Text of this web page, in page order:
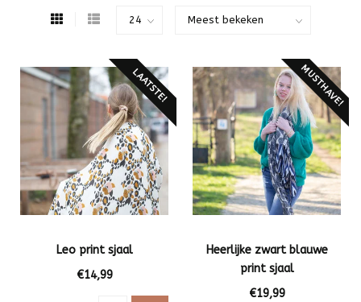
LAATSTE!
Leo print sjaal
€14,99
MUSTHAVE!
Heerlijke zwart blauwe
print sjaal
€19,99